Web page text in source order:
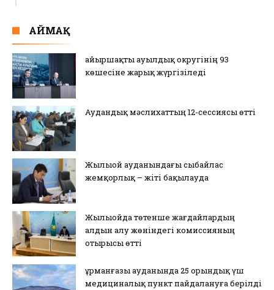
АЙМАҚ
Қайыршақты ауылдық округінің 93
көшесіне жарық жүргізіледі
Аудандық мәслихаттың 12-сессиясы өтті
Жылыой ауданындағы сыбайлас
жемқорлық – жіті бақылауда
Жылыойда төтенше жағдайлардың
алдын алу жөніндегі комиссияның
отырысы өтті
Құрманғазы ауданында 25 орындық үш
медициналық пункт пайдалануға берілді